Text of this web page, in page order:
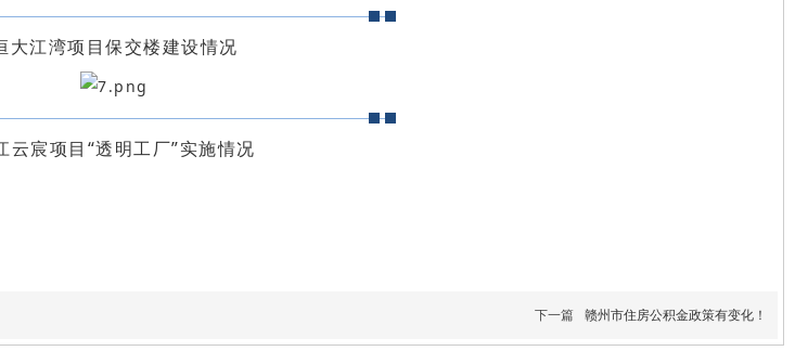
江湾项目保交楼建设情况
宸项目“透明工厂”实施情况
下一篇 赣州市住房公积金政策有变化！